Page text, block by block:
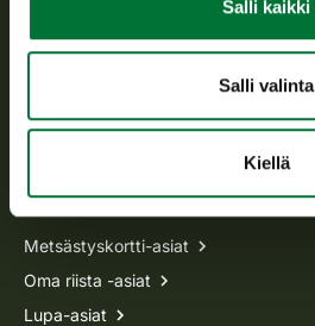
Salli kaikki
Salli valinta
Kiellä
Avoinna arkipäivisin klo 9-15.
asiakaspalvelu@riista.fi
Usein kysytyt kysymykset
Metsästyskortti-asiat
Oma riista -asiat
Lupa-asiat